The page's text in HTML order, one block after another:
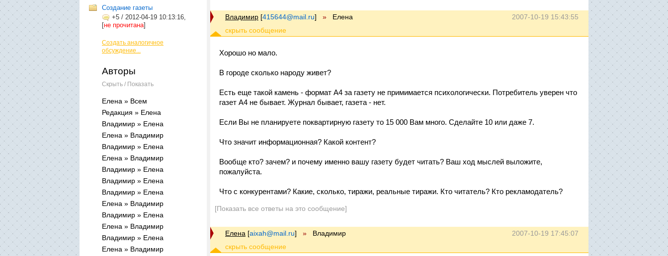
Создание газеты
+5 / 2012-04-19 10:13:16,
[не прочитана]
Создать аналогичное
обсуждение...
Авторы
Скрыть / Показать
Елена » Всем
Редакция » Елена
Владимир » Елена
Елена » Владимир
Владимир » Елена
Елена » Владимир
Владимир » Елена
Владимир » Елена
Владимир » Елена
Елена » Владимир
Владимир » Елена
Елена » Владимир
Владимир » Елена
Елена » Владимир
2007-10-19 15:43:55
Владимир [415644@mail.ru] » Елена
Хорошо но мало.
В городе сколько народу живет?
Есть еще такой камень - формат А4 за газету не примимается психологически. Потребитель уверен что
газет А4 не бывает. Журнал бывает, газета - нет.
Если Вы не планируете поквартирную газету то 15 000 Вам много. Сделайте 10 или даже 7.
Что значит информационная? Какой контент?
Вообще кто? зачем? и почему именно вашу газету будет читать? Ваш ход мыслей выложите,
пожалуйста.
Что с конкурентами? Какие, сколько, тиражи, реальные тиражи. Кто читатель? Кто рекламодатель?
[Показать все ответы на это сообщение]
2007-10-19 17:45:07
Елена [aixah@mail.ru] » Владимир